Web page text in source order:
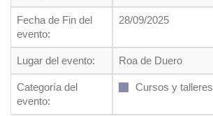
Fecha de Fin del
evento:
28/09/2025
Lugar del evento: Roa de Duero
Categoría del
evento:
Cursos y talleres